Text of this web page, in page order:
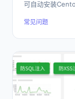
可自动安装
常见问题